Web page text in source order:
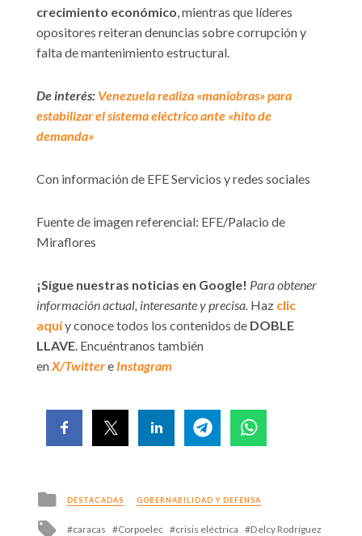
crecimiento económico , mientras que líderes
opositores reiteran denuncias sobre corrupción y
falta de mantenimiento estructural.
De interés: Venezuela realiza «maniobras» para
estabilizar el sistema eléctrico ante «hito de
demanda»
Con información de EFE Servicios y redes sociales
Fuente de imagen referencial: EFE/Palacio de
Miraflores
¡Sigue nuestras noticias en Google! Para obtener
información actual, interesante y precisa. Haz clic
aquíy conoce todos los contenidos de DOBLE
LLAVE . Encuéntranos también
en X/Twittere Instagram
Posted
in
DESTACADAS GOBERNABILIDAD Y DEFENSA
Tagged
caracas Corpoelec crisis eléctrica
Delcy Rodríguez